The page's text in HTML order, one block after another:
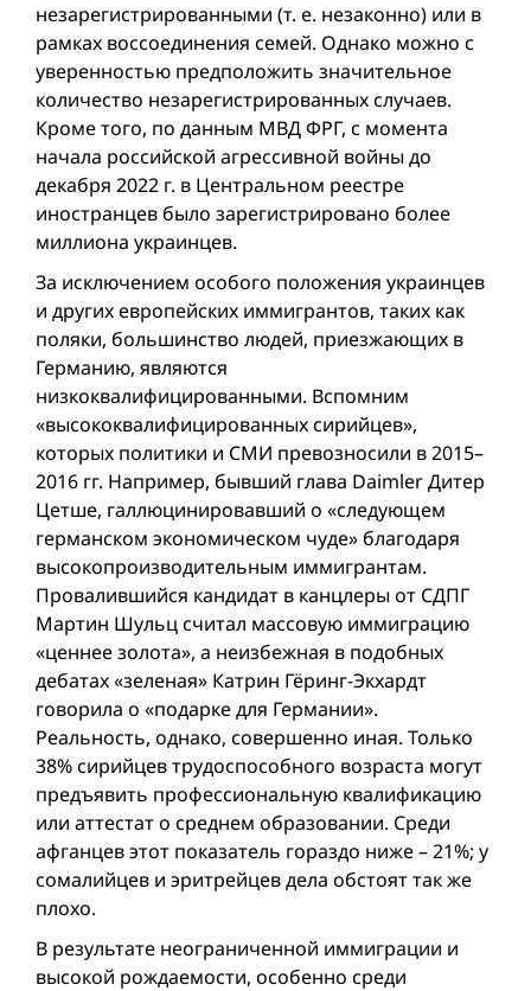
незарегистрированными (т. е. незаконно) или в
рамках воссоединения семей. Однако можно с
уверенностью предположить значительное
количество незарегистрированных случаев.
Кроме того, по данным МВД ФРГ, с момента
начала российской агрессивной вой­ны до
декабря 2022 г. в Центральном реестре
иностранцев былo зарегистрированo более
миллиона украинцев.
За исключением особого положения украинцев
и других европейских иммигрантов, таких как
поляки, большинство людей, приезжающих в
Германию, являются
низкоквалифицированными. Вспомним
«высококвалифицированных сирийцев»,
которых политики и СМИ превозносили в 2015–
2016 гг. Например, бывший глава Daimler Дитер
Цетше, галлюцинировавший о «следующем
германском экономическом чуде» благодаря
высокопроизводительным иммигрантам.
Провалившийся кандидат в канцлеры от СДПГ
Мартин Шульц считал массовую иммиграцию
«ценнее золота», а неизбежная в подобных
дебатах «зеленая» Катрин Гёринг-Экхардт
говорила о «подарке для Германии».
Реальность, однако, совершенно иная. Только
38% сирийцев трудоспособного возраста могут
предъявить профессиональную квалификацию
или аттестат о среднем образовании. Среди
афганцев этот показатель гораздо ниже – 21%; у
сомалийцев и эритрейцев дела обстоят так же
плохо.
В результате неограниченной иммиграции и
высокой рождаемости, особенно среди